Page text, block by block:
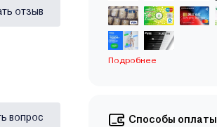
отзыв
вопрос
Подробнее
Способы оплаты